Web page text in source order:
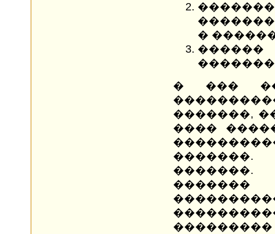
�
� ���
�������,
����
���������